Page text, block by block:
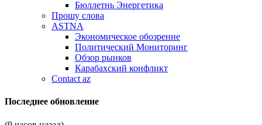
Бюллетнь Энергетика
Прошу слова
ASTNA
Экономическое обозрение
Политический Мониторинг
Обзор рынков
Карабахский конфликт
Contact az
Последнее обновление